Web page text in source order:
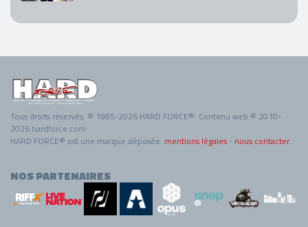
Tous droits réservés. © 1985-2026 HARD FORCE®. Contenu web © 2010-
2026 hardforce.com
HARD FORCE® est une marque déposée. mentions légales - nous contacter
NOS PARTENAIRES